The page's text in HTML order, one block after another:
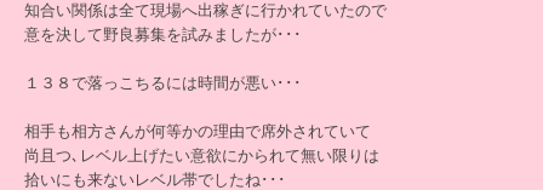
知合い関係は全て現場へ出稼ぎに行かれていたので
意を決して野良募集を試みましたが･･･
１３８で落っこちるには時間が悪い･･･
相手も相方さんが何等かの理由で席外されていて
尚且つ､レベル上げたい意欲にかられて無い限りは
拾いにも来ないレベル帯でしたね･･･